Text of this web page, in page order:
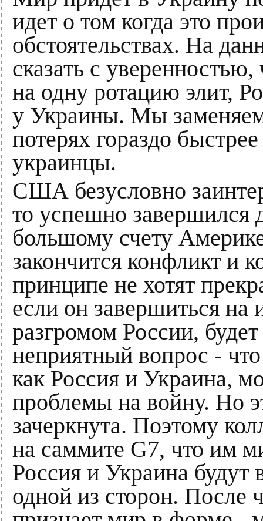
идет о том когда это
обстоятельствах. На
сказать с
на одну ротацию элит,
у Украины. Мы
потерях гораздо
украинцы.
США безусловно
то успешно завершился
большому счету
закончится конфликт и
принципе не хотят
если он завершиться
разгромом России,
неприятный вопрос -
как Россия и Украина,
проблемы на войну. Но
зачеркнута. Поэтому
на саммите G7, что им
Россия и Украина будут
одной из сторон. После